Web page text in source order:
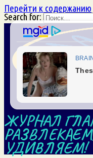
Перейти к содержанию
Search for:
ЖУРНАЛ
УДИВЛЯЕМ!